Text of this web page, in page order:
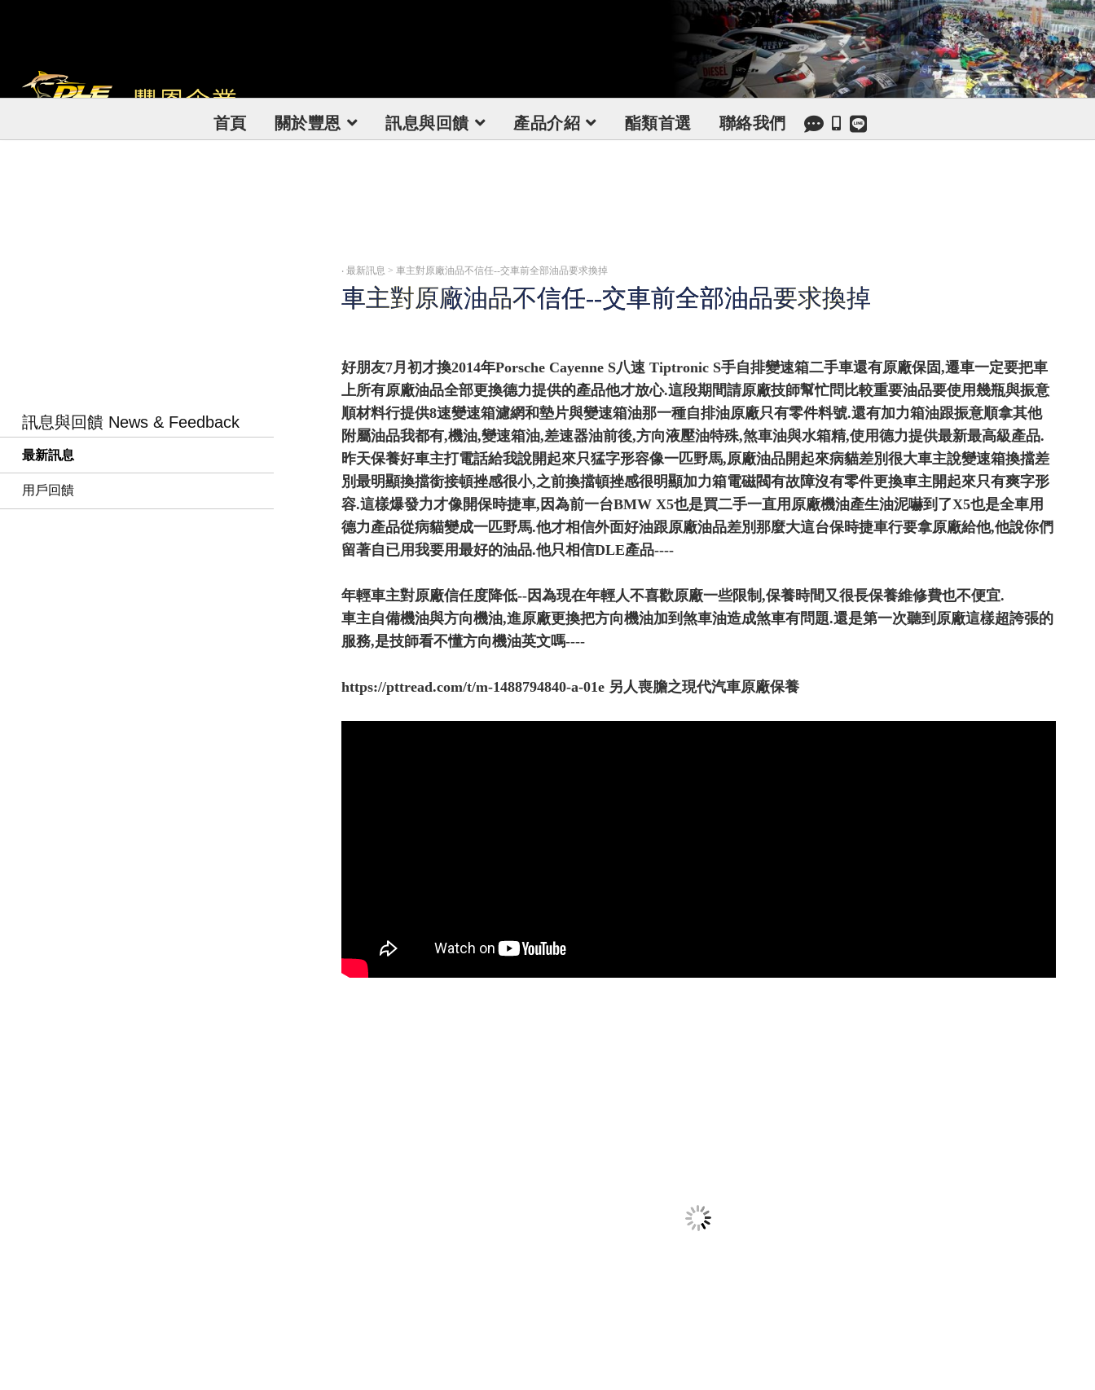
首頁 關於豐恩 訊息與回饋 產品介紹 酯類首選 聯絡我們
訊息與回饋 News & Feedback
最新訊息
用戶回饋
‧ 最新訊息 > 車主對原廠油品不信任--交車前全部油品要求換掉
車主對原廠油品不信任--交車前全部油品要求換掉
好朋友7月初才換2014年Porsche Cayenne S八速 Tiptronic S手自排變速箱二手車還有原廠保固,遷車一定要把車
上所有原廠油品全部更換德力提供的產品他才放心.這段期間請原廠技師幫忙問比較重要油品要使用幾瓶與振意
順材料行提供8速變速箱濾網和墊片與變速箱油那一種自排油原廠只有零件料號.還有加力箱油跟振意順拿其他
附屬油品我都有,機油,變速箱油,差速器油前後,方向液壓油特殊,煞車油與水箱精,使用德力提供最新最高級產品.
昨天保養好車主打電話給我說開起來只猛字形容像一匹野馬,原廠油品開起來病貓差別很大車主說變速箱換擋差
別最明顯換擋銜接頓挫感很小,之前換擋頓挫感很明顯加力箱電磁閥有故障沒有零件更換車主開起來只有爽字形
容.這樣爆發力才像開保時捷車,因為前一台BMW X5也是買二手一直用原廠機油產生油泥嚇到了X5也是全車用
德力產品從病貓變成一匹野馬.他才相信外面好油跟原廠油品差別那麼大這台保時捷車行要拿原廠給他,他說你們
留著自已用我要用最好的油品.他只相信DLE產品----
年輕車主對原廠信任度降低--因為現在年輕人不喜歡原廠一些限制,保養時間又很長保養維修費也不便宜.
車主自備機油與方向機油,進原廠更換把方向機油加到煞車油造成煞車有問題.還是第一次聽到原廠這樣超誇張的
服務,是技師看不懂方向機油英文嗎----
https://pttread.com/t/m-1488794840-a-01e 另人喪膽之現代汽車原廠保養